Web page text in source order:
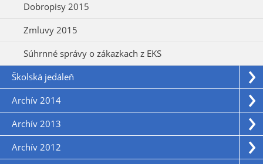
Dobropisy 2015
Zmluvy 2015
Súhrnné správy o zákazkach z EKS
Školská jedáleň
Archív 2014
Archív 2013
Archív 2012